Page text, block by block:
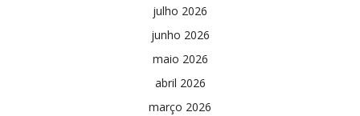
julho 2026
junho 2026
maio 2026
abril 2026
março 2026